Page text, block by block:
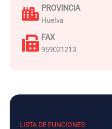
PROVINCIA
Huelva
FAX
959021213
LISTA DE FUNCIONES